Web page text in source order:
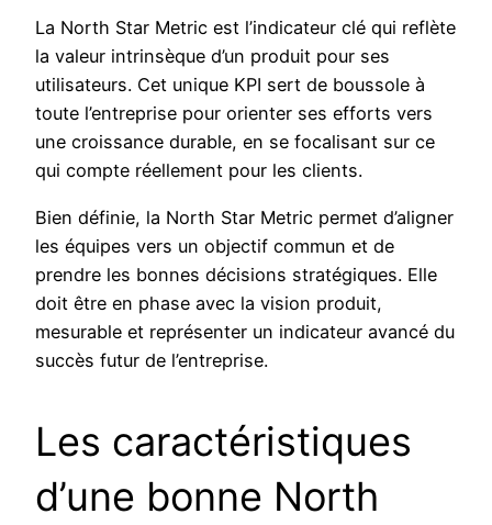
La North Star Metric est l’indicateur clé qui reflète
la valeur intrinsèque d’un produit pour ses
utilisateurs. Cet unique KPI sert de boussole à
toute l’entreprise pour orienter ses efforts vers
une croissance durable, en se focalisant sur ce
qui compte réellement pour les clients.
Bien définie, la North Star Metric permet d’aligner
les équipes vers un objectif commun et de
prendre les bonnes décisions stratégiques. Elle
doit être en phase avec la vision produit,
mesurable et représenter un indicateur avancé du
succès futur de l’entreprise.
Les caractéristiques
d’une bonne North